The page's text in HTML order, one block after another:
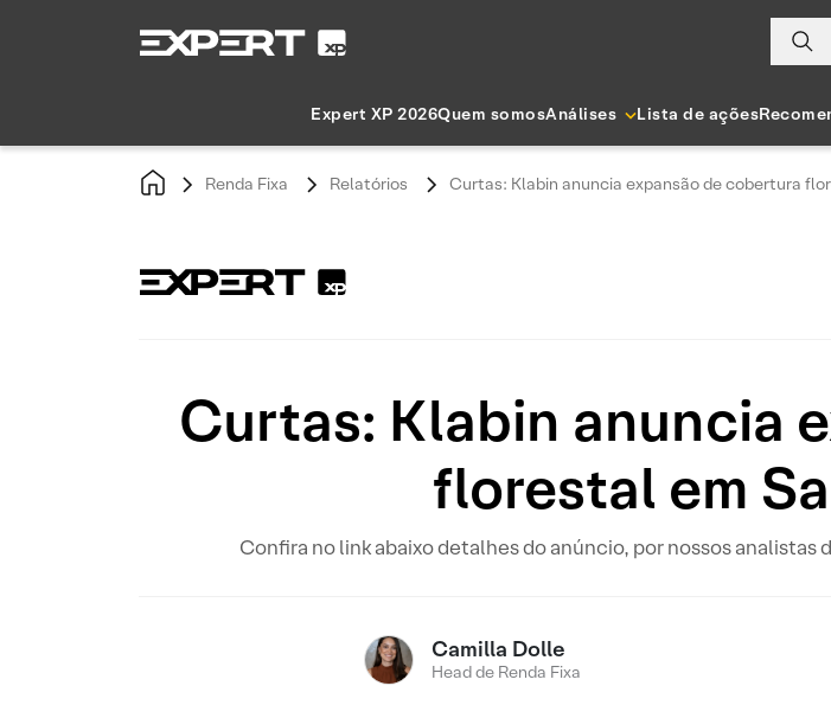
Expert XP 2026Quem somosAnálises Lista de ações
Renda Fixa Relatórios Curtas: Klabin anuncia expansão de cobertura
Curtas: Klabin anuncia
florestal em
Confira no link abaixo detalhes do anúncio, por nossos analistas
Camilla Dolle
Head de Renda Fixa